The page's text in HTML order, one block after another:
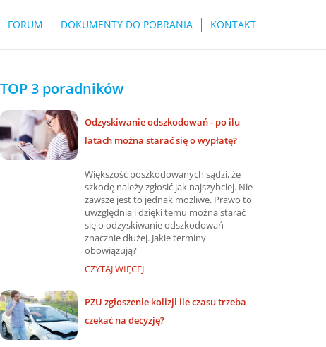
FORUM DOKUMENTY DO POBRANIA KONTAKT
TOP 3 poradników
Odzyskiwanie odszkodowań - po ilu
latach można starać się o wypłatę?
Większość poszkodowanych sądzi, że
szkodę należy zgłosić jak najszybciej. Nie
zawsze jest to jednak możliwe. Prawo to
uwzględnia i dzięki temu można starać
się o odzyskiwanie odszkodowań
znacznie dłużej. Jakie terminy
obowiązują?
CZYTAJ WIĘCEJ
PZU zgłoszenie kolizji ile czasu trzeba
czekać na decyzję?